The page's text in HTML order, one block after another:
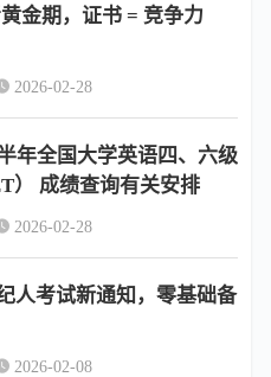
金期，证书 = 竞争力
2026-02-28
年全国大学英语四、六级
） 成绩查询有关安排
2026-02-28
人考试新通知，零基础备
2026-02-08